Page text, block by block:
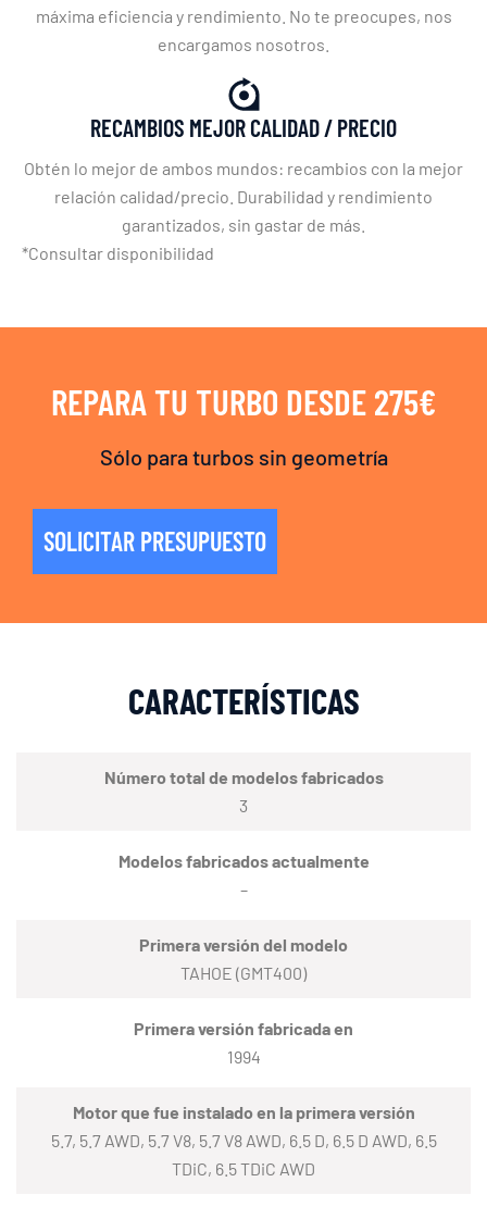
máxima eficiencia y rendimiento. No te preocupes, nos
encargamos nosotros.
RECAMBIOS MEJOR CALIDAD / PRECIO
Obtén lo mejor de ambos mundos: recambios con la mejor
relación calidad/precio. Durabilidad y rendimiento
garantizados, sin gastar de más.
*Consultar disponibilidad
REPARA TU TURBO DESDE 275€
Sólo para turbos sin geometría
SOLICITAR PRESUPUESTO
CARACTERÍSTICAS
Número total de modelos fabricados
3
Modelos fabricados actualmente
–
Primera versión del modelo
TAHOE (GMT400)
Primera versión fabricada en
1994
Motor que fue instalado en la primera versión
5.7, 5.7 AWD, 5.7 V8, 5.7 V8 AWD, 6.5 D, 6.5 D AWD, 6.5
TDiC, 6.5 TDiC AWD